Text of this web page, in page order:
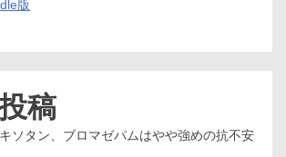
版
稿
キソタン、ブロマゼパムはやや強めの抗不安